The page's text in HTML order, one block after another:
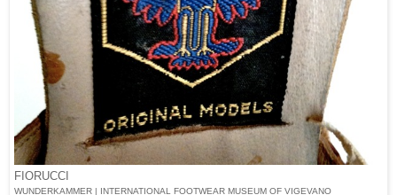
FIORUCCI
WUNDERKAMMER | INTERNATIONAL FOOTWEAR MUSEUM OF VIGEVANO